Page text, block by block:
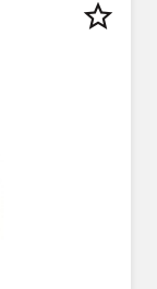
star_border